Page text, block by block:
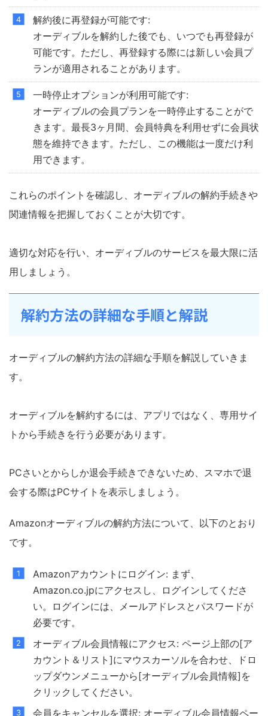
解約後に再登録が可能です:
オーディブルを解約した後でも、いつでも再登録が
可能です。ただし、再登録する際には新しい会員プ
ランが適用されることがあります。
一時停止オプションが利用可能です:
オーディブルの会員プランを一時停止することがで
きます。最長3ヶ月間、会員特典を利用せずに会員状
態を維持できます。ただし、この機能は一度だけ利
用できます。
これらのポイントを確認し、オーディブルの解約手続きや
関連情報を把握しておくことが大切です。
適切な対応を行い、オーディブルのサービスを最大限に活
用しましょう。
解約方法の詳細な手順と解説
オーディブルの解約方法の詳細な手順を解説していきま
す。
オーディブルを解約するには、アプリではなく、専用サイ
トから手続きを行う必要があります。
PCさいとからしか退会手続きできないため、スマホで退
会する際はPCサイトを表示しましょう。
Amazonオーディブルの解約方法について、以下のとおり
です。
Amazonアカウントにログイン: まず、
Amazon.co.jpにアクセスし、ログインしてくださ
い。ログインには、メールアドレスとパスワードが
必要です。
オーディブル会員情報にアクセス: ページ上部の[ア
カウント＆リスト]にマウスカーソルを合わせ、ドロ
ップダウンメニューから[オーディブル会員情報]を
クリックしてください。
会員をキャンセルを選択: オーディブル会員情報ペー